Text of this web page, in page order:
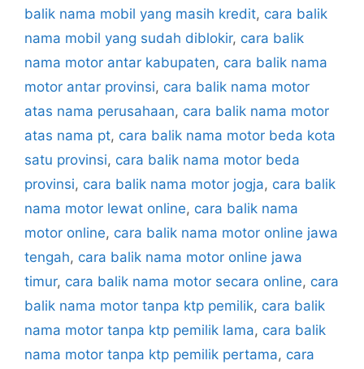
balik nama mobil yang masih kredit, cara balik
nama mobil yang sudah diblokir, cara balik
nama motor antar kabupaten, cara balik nama
motor antar provinsi, cara balik nama motor
atas nama perusahaan, cara balik nama motor
atas nama pt, cara balik nama motor beda kota
satu provinsi, cara balik nama motor beda
provinsi, cara balik nama motor jogja, cara balik
nama motor lewat online, cara balik nama
motor online, cara balik nama motor online jawa
tengah, cara balik nama motor online jawa
timur, cara balik nama motor secara online, cara
balik nama motor tanpa ktp pemilik, cara balik
nama motor tanpa ktp pemilik lama, cara balik
nama motor tanpa ktp pemilik pertama, cara